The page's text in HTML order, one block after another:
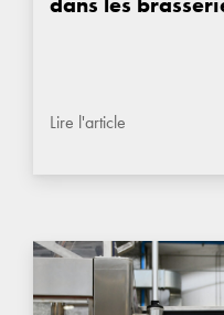
Lire l'article